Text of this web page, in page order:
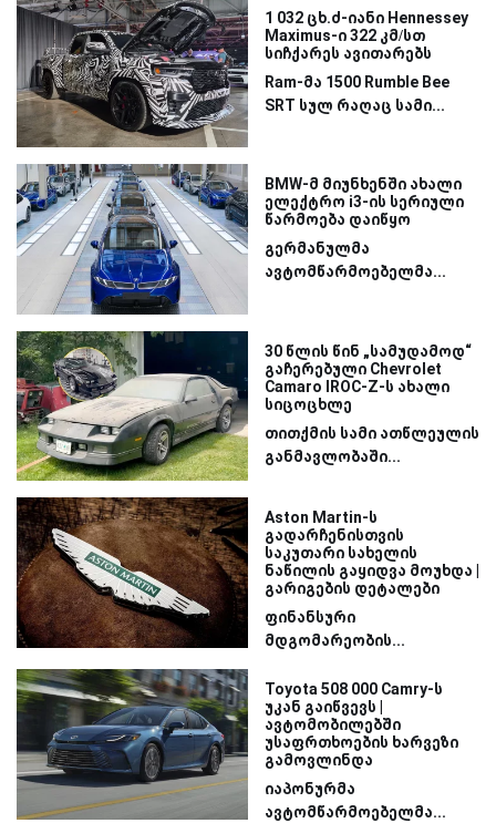
1 032 ცხ.ძ-იანი Hennessey
Maximus-ი 322 კმ/სთ
სიჩქარეს ავითარებს
Ram-მა 1500 Rumble Bee
SRT სულ რაღაც სამი...
BMW-მ მიუნხენში ახალი
ელექტრო i3-ის სერიული
წარმოება დაიწყო
გერმანულმა
ავტომწარმოებელმა...
30 წლის წინ „სამუდამოდ“
გაჩერებული Chevrolet
Camaro IROC-Z-ს ახალი
სიცოცხლე
თითქმის სამი ათწლეულის
განმავლობაში...
Aston Martin-ს
გადარჩენისთვის
საკუთარი სახელის
ნაწილის გაყიდვა მოუხდა |
გარიგების დეტალები
ფინანსური
მდგომარეობის...
Toyota 508 000 Camry-ს
უკან გაიწვევს |
ავტომობილებში
უსაფრთხოების ხარვეზი
გამოვლინდა
იაპონურმა
ავტომწარმოებელმა...